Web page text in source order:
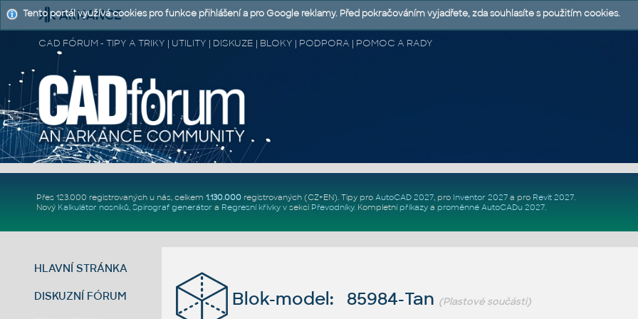
CAD FÓRUM - TIPY A TRIKY | UTILITY | DISKUZE | BLOKY | PODPORA | POMOC A RADY
Přes 123.000 registrovaných u nás, celkem 1.130.000registrovaných (CZ+EN). Tipy pro AutoCAD 2027, pro Inventor 2027a pro Revit 2027.
Nový Kalkulátor nosníků, Spirograf generátor a Regresní křivkyv sekci Převodníky. Kompletní příkazya proměnné AutoCADu 2027.
HLAVNÍ STRÁNKA
DISKUZNÍ FÓRUM Blok-model: 85984-Tan (Plastové součásti)
Tento portál využívá cookies pro funkce přihlášení a pro Google reklamy. Před pokračováním vyjadřete, zda souhlasíte s použitím cookies.